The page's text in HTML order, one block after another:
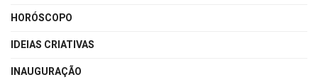
HORÓSCOPO
IDEIAS CRIATIVAS
INAUGURAÇÃO